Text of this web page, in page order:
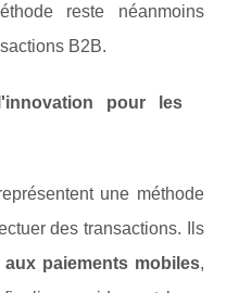
reste néanmoins
B2B.
pour les
une méthode
des transactions. Ils
aux paiements mobiles,